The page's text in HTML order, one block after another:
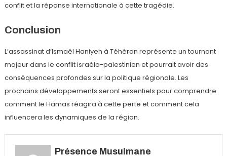
conflit et la réponse internationale à cette tragédie.
Conclusion
L’assassinat d’Ismaël Haniyeh à Téhéran représente un tournant
majeur dans le conflit israélo-palestinien et pourrait avoir des
conséquences profondes sur la politique régionale. Les
prochains développements seront essentiels pour comprendre
comment le Hamas réagira à cette perte et comment cela
influencera les dynamiques de la région.
Présence Musulmane